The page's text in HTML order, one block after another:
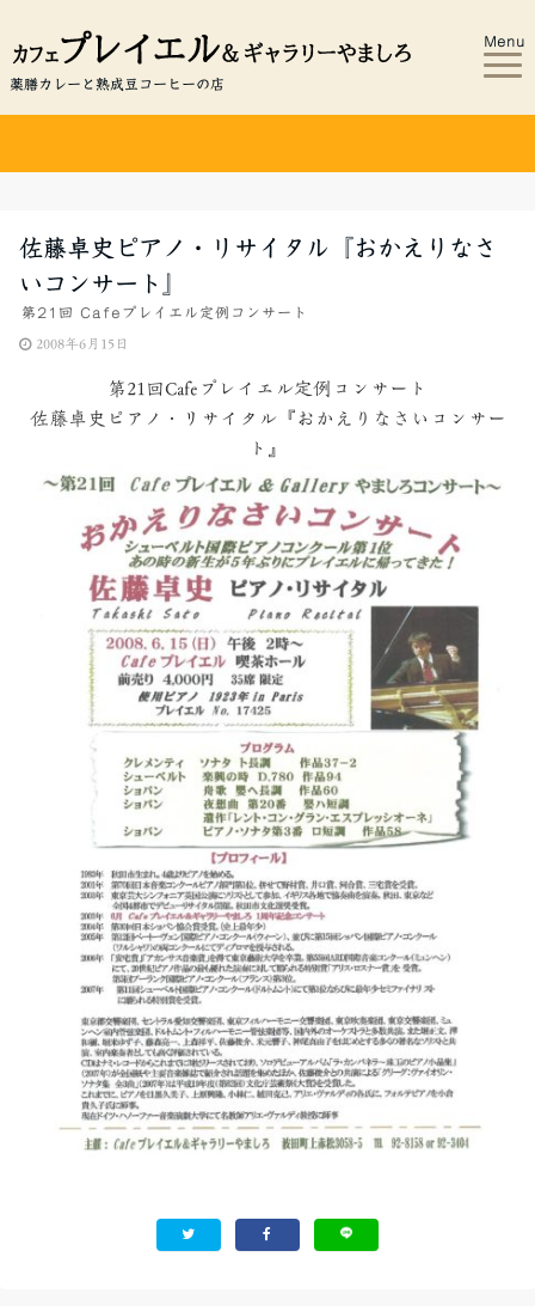
薬膳カレーと熟成豆コーヒーの店
Menu
佐藤卓史ピアノ・リサイタル『おかえりなさ
いコンサート』
第21回 Cafeプレイエル定例コンサート
2008年6月15日
第21回Cafeプレイエル定例コンサート
佐藤卓史ピアノ・リサイタル『おかえりなさいコンサー
ト』